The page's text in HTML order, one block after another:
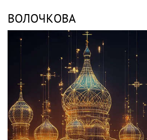
ВОЛОЧКОВА